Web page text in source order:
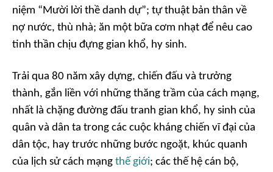
niệm “Mười lời thề danh dự”; tự thuật bản thân về
nợ nước, thù nhà; ăn một bữa cơm nhạt để nêu cao
tinh thần chịu đựng gian khổ, hy sinh.
Trải qua 80 năm xây dựng, chiến đấu và trưởng
thành, gắn liền với những thăng trầm của cách mạng,
nhất là chặng đường đấu tranh gian khổ, hy sinh của
quân và dân ta trong các cuộc kháng chiến vĩ đại của
dân tộc, hay trước những bước ngoặt, khúc quanh
của lịch sử cách mạng thế giới; các thế hệ cán bộ,